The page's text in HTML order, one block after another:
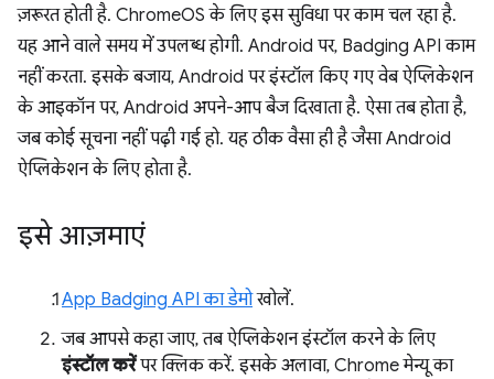
ज़रूरत होती है. ChromeOS के लिए इस सुविधा पर काम चल रहा है.
यह आने वाले समय में उपलब्ध होगी. Android पर, Badging API काम
नहीं करता. इसके बजाय, Android पर इंस्टॉल किए गए वेब ऐप्लिकेशन
के आइकॉन पर, Android अपने-आप बैज दिखाता है. ऐसा तब होता है,
जब कोई सूचना नहीं पढ़ी गई हो. यह ठीक वैसा ही है जैसा Android
ऐप्लिकेशन के लिए होता है.
इसे आज़माएं
App Badging API का डेमोखोलें.
जब आपसे कहा जाए, तब ऐप्लिकेशन इंस्टॉल करने के लिए
इंस्टॉल करेंपर क्लिक करें. इसके अलावा, Chrome मेन्यू का